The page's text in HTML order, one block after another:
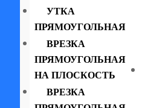
УТКА
ПРЯМОУГОЛЬНАЯ
ВРЕЗКА
ПРЯМОУГОЛЬНАЯ
НА ПЛОСКОСТЬ
ВРЕЗКА